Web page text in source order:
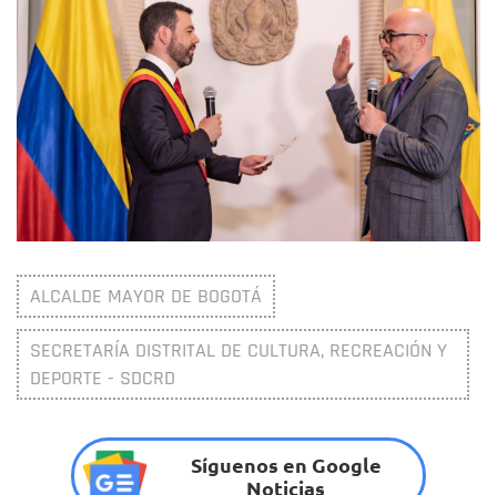
ALCALDE MAYOR DE BOGOTÁ
SECRETARÍA DISTRITAL DE CULTURA, RECREACIÓN Y
DEPORTE - SDCRD
Síguenos en Google
Noticias